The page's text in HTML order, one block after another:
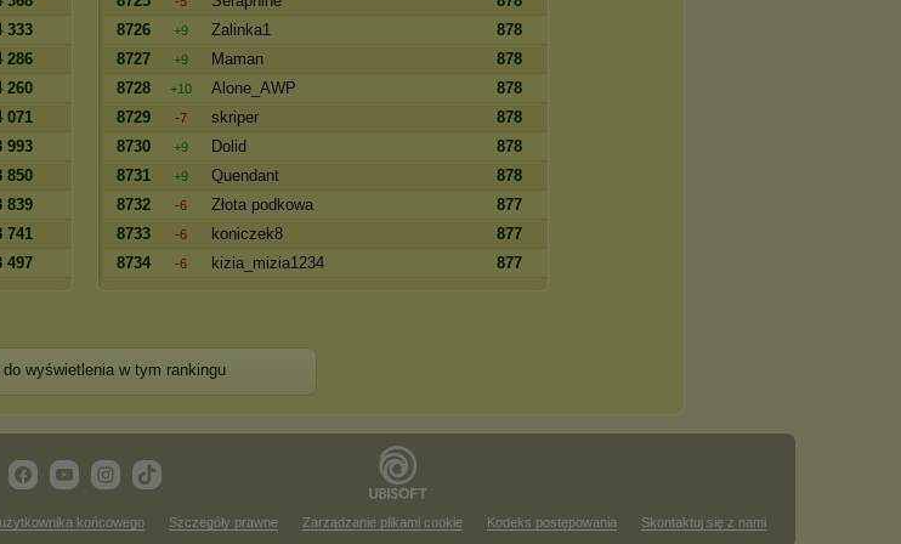
333
286
260
071
993
850
839
741
497
8726
+9 Zalinka1
878
8727
+9 Mаmаn
878
8728
+10 Alоnе_AWP
878
8729
-7 skripеr
878
8730
+9 Dоlid
878
8731
+9 Quеndаnt
878
8732
-6 Złota podkowa
877
8733
-6 koniczek8
877
8734
-6 kizia_mizia1234 877
wyświetlenia w tym rankingu
końcowego Szczegóły prawne Zarządzanie plikami cookie Kodeks postępowania Skontaktuj się z nami